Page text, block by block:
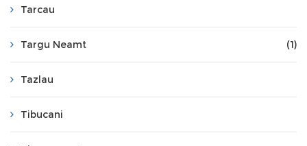
Tarcau
Targu Neamt (1)
Tazlau
Tibucani